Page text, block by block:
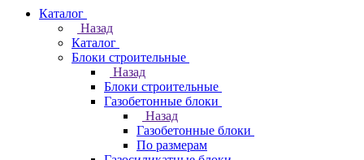
Каталог
Назад
Каталог
Блоки строительные
Назад
Блоки строительные
Газобетонные блоки
Назад
Газобетонные блоки
По размерам